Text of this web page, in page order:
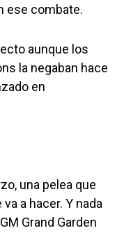
ese combate.
aunque los
la negaban hace
en
una pelea que
a hacer. Y nada
Grand Garden